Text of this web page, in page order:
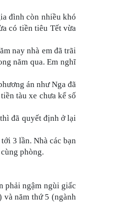
đình còn nhiều khó
có tiền tiêu Tết vừa
nay nhà em đã trãi
năm qua. Em nghĩ
án như Nga đã
tàu xe chưa kể số
đã quyết định ở lại
3 lần. Nhà các bạn
phòng.
phải ngậm ngùi giấc
và năm thứ 5 (ngành